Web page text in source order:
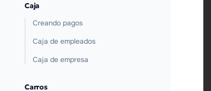
Caja
Creando pagos
Caja de empleados
Caja de empresa
Carros